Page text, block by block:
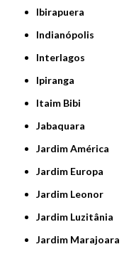
Ibirapuera
Indianópolis
Interlagos
Ipiranga
Itaim Bibi
Jabaquara
Jardim América
Jardim Europa
Jardim Leonor
Jardim Luzitânia
Jardim Marajoara